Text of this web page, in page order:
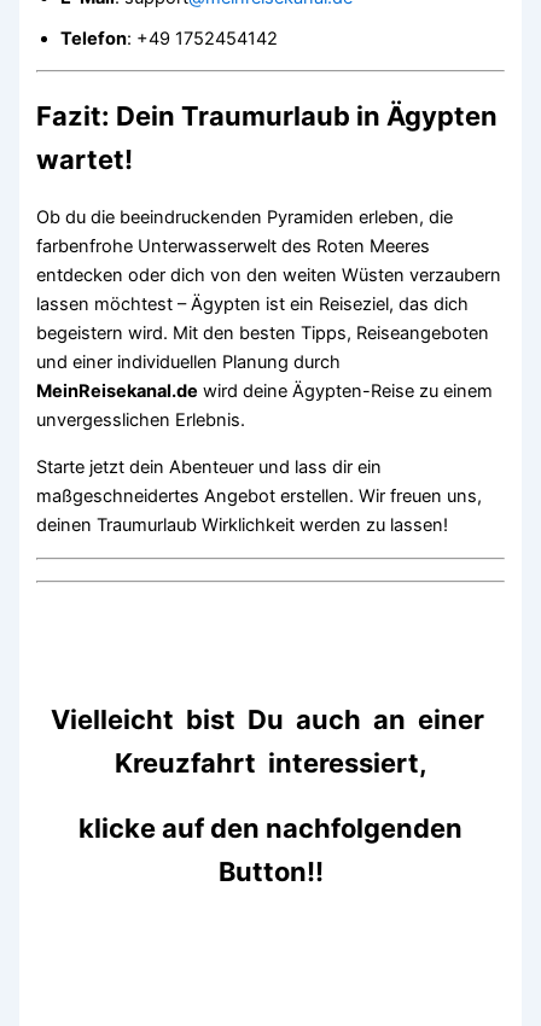
Telefon: +49 1752454142
Fazit: Dein Traumurlaub in Ägypten
wartet!
Ob du die beeindruckenden Pyramiden erleben, die
farbenfrohe Unterwasserwelt des Roten Meeres
entdecken oder dich von den weiten Wüsten verzaubern
lassen möchtest – Ägypten ist ein Reiseziel, das dich
begeistern wird. Mit den besten Tipps, Reiseangeboten
und einer individuellen Planung durch
MeinReisekanal.de wird deine Ägypten-Reise zu einem
unvergesslichen Erlebnis.
Starte jetzt dein Abenteuer und lass dir ein
maßgeschneidertes Angebot erstellen. Wir freuen uns,
deinen Traumurlaub Wirklichkeit werden zu lassen!
Vielleicht bist Du auch an einer
Kreuzfahrt interessiert,
klicke auf den nachfolgenden
Button!!